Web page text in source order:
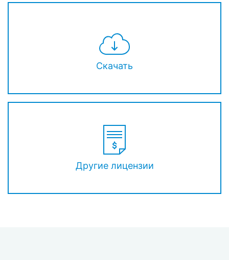
Скачать
Другие лицензии